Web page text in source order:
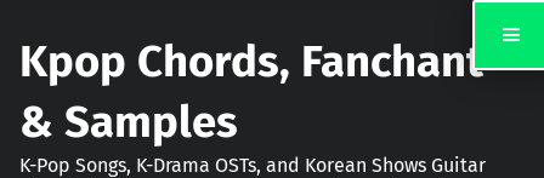
Kpop Chords, Fanchant
& Samples
K-Pop Songs, K-Drama OSTs, and Korean Shows Guitar